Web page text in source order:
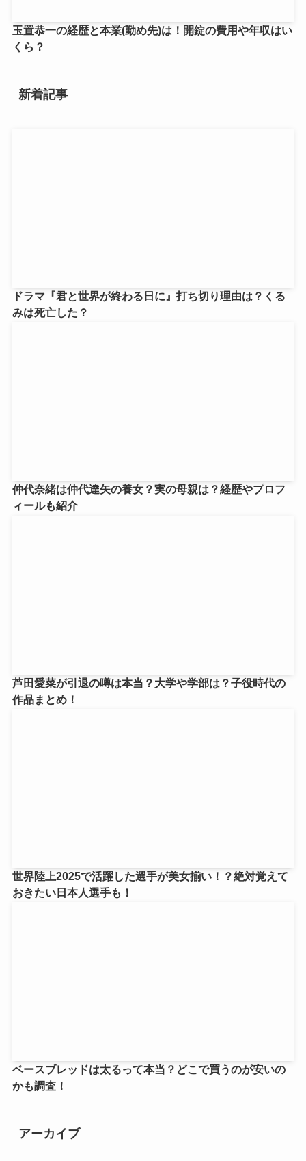
玉置恭一の経歴と本業(勤め先)は！開錠の費用や年収はい
くら？
新着記事
ドラマ『君と世界が終わる日に』打ち切り理由は？くる
みは死亡した？
仲代奈緒は仲代達矢の養女？実の母親は？経歴やプロフ
ィールも紹介
芦田愛菜が引退の噂は本当？大学や学部は？子役時代の
作品まとめ！
世界陸上2025で活躍した選手が美女揃い！？絶対覚えて
おきたい日本人選手も！
ベースブレッドは太るって本当？どこで買うのが安いの
かも調査！
アーカイブ